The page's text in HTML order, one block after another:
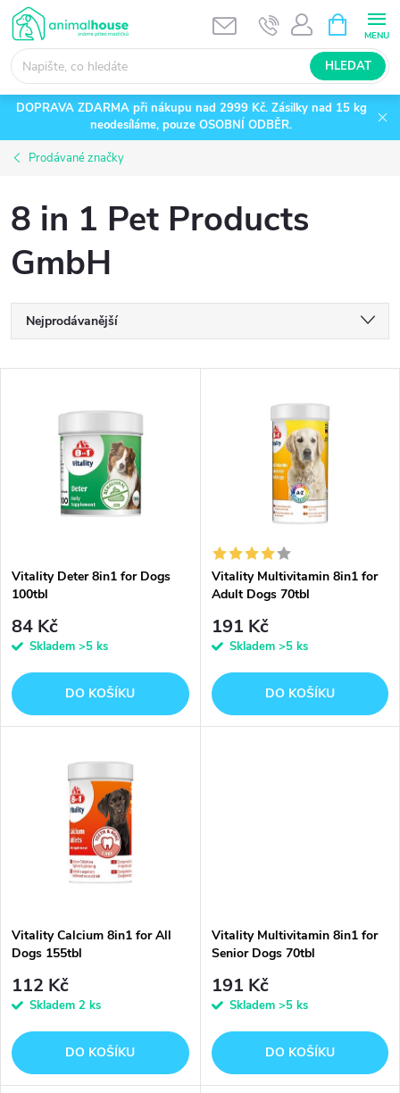
Přejít
na
obsah
HLEDAT
NÁKUPNÍ
KOŠÍK
DOPRAVA ZDARMA při nákupu nad 2999 Kč. Zásilky nad 15 kg
neodesíláme, pouze OSOBNÍ ODBĚR.
Prodávané značky
8 in 1 Pet Products
GmbH
Ř
a
p
r
o
d
Nejprodávanější
Abecedně
s
p
r
o
ů
Vitality Deter 8in1 for Dogs
100tbl
84 Kč
Skladem >5 ks
DO KOŠÍKU
Vitality Multivitamin 8in1 for
Adult Dogs 70tbl
191 Kč
Skladem >5 ks
DO KOŠÍKU
Vitality Calcium 8in1 for All
Dogs 155tbl
112 Kč
Skladem 2 ks
DO KOŠÍKU
Vitality Multivitamin 8in1 for
Senior Dogs 70tbl
191 Kč
Skladem >5 ks
DO KOŠÍKU